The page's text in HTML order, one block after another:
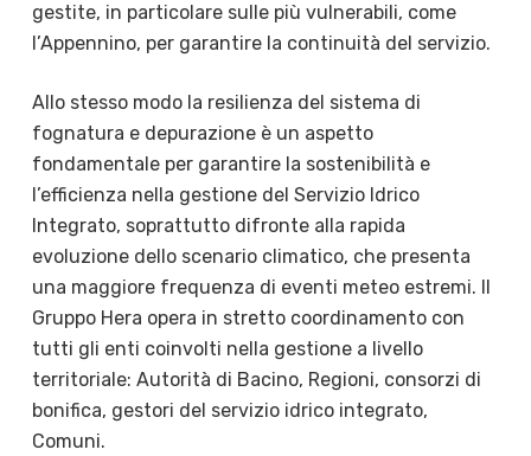
gestite, in particolare sulle più vulnerabili, come
l’Appennino, per garantire la continuità del servizio.
Allo stesso modo la resilienza del sistema di
fognatura e depurazione è un aspetto
fondamentale per garantire la sostenibilità e
l’efficienza nella gestione del Servizio Idrico
Integrato, soprattutto difronte alla rapida
evoluzione dello scenario climatico, che presenta
una maggiore frequenza di eventi meteo estremi. Il
Gruppo Hera opera in stretto coordinamento con
tutti gli enti coinvolti nella gestione a livello
territoriale: Autorità di Bacino, Regioni, consorzi di
bonifica, gestori del servizio idrico integrato,
Comuni.